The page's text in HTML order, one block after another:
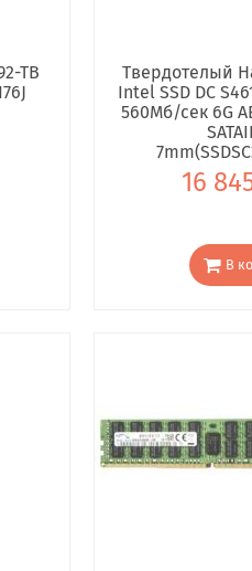
TB
Твердотелый
Intel SSD DC
560Мб/сек 6G
16
В